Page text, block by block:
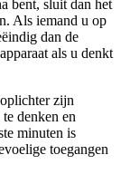
bent, sluit dan het
Als iemand u op
dan de
als u denkt
zijn
denken en
minuten is
toegangen